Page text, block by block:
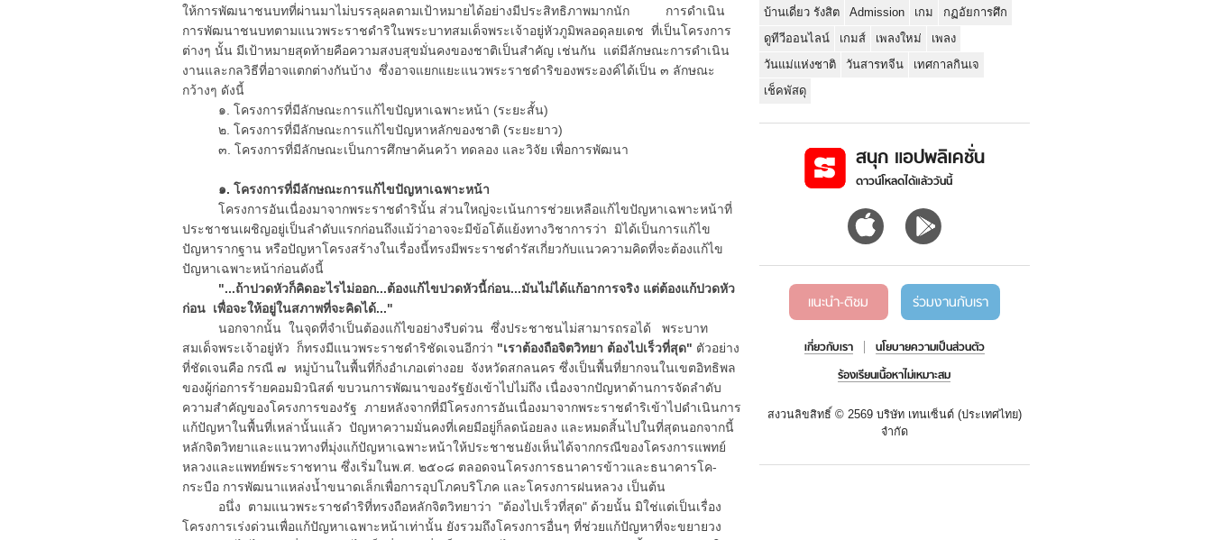
ให้การพัฒนาชนบทที่ผ่านมาไม่บรรลุผลตามเป้าหมายได้อย่างมีประสิทธิภาพมากนัก การดำเนิน
การพัฒนาชนบทตามแนวพระราชดำริในพระบาทสมเด็จพระเจ้าอยู่หัวภูมิพลอดุลยเดช ที่เป็นโครงการ
ต่างๆ นั้น มีเป้าหมายสุดท้ายคือความสงบสุขมั่นคงของชาติเป็นสำคัญ เช่นกัน แต่มีลักษณะการดำเนิน
งานและกลวิธีที่อาจแตกต่างกันบ้าง ซึ่งอาจแยกแยะแนวพระราชดำริของพระองค์ได้เป็น ๓ ลักษณะ
กว้างๆ ดังนี้
๑. โครงการที่มีลักษณะการแก้ไขปัญหาเฉพาะหน้า (ระยะสั้น)
๒. โครงการที่มีลักษณะการแก้ไขปัญหาหลักของชาติ (ระยะยาว)
๓. โครงการที่มีลักษณะเป็นการศึกษาค้นคว้า ทดลอง และวิจัย เพื่อการพัฒนา
๑. โครงการที่มีลักษณะการแก้ไขปัญหาเฉพาะหน้า
โครงการอันเนื่องมาจากพระราชดำรินั้น ส่วนใหญ่จะเน้นการช่วยเหลือแก้ไขปัญหาเฉพาะหน้าที่
ประชาชนเผชิญอยู่เป็นลำดับแรกก่อนถึงแม้ว่าอาจจะมีข้อโต้แย้งทางวิชาการว่า มิได้เป็นการแก้ไข
ปัญหารากฐาน หรือปัญหาโครงสร้างในเรื่องนี้ทรงมีพระราชดำรัสเกี่ยวกับแนวความคิดที่จะต้องแก้ไข
ปัญหาเฉพาะหน้าก่อนดังนี้
"...ถ้าปวดหัวก็คิดอะไรไม่ออก...ต้องแก้ไขปวดหัวนี้ก่อน...มันไม่ได้แก้อาการจริง แต่ต้องแก้ปวดหัว
ก่อน เพื่อจะให้อยู่ในสภาพที่จะคิดได้..."
นอกจากนั้น ในจุดที่จำเป็นต้องแก้ไขอย่างรีบด่วน ซึ่งประชาชนไม่สามารถรอได้ พระบาท
สมเด็จพระเจ้าอยู่หัว ก็ทรงมีแนวพระราชดำริชัดเจนอีกว่า "เราต้องถือจิตวิทยา ต้องไปเร็วที่สุด" ตัวอย่าง
ที่ชัดเจนคือ กรณี ๗ หมู่บ้านในพื้นที่กิ่งอำเภอเต่างอย จังหวัดสกลนคร ซึ่งเป็นพื้นที่ยากจนในเขตอิทธิพล
ของผู้ก่อการร้ายคอมมิวนิสต์ ขบวนการพัฒนาของรัฐยังเข้าไปไม่ถึง เนื่องจากปัญหาด้านการจัดลำดับ
ความสำคัญของโครงการของรัฐ ภายหลังจากที่มีโครงการอันเนื่องมาจากพระราชดำริเข้าไปดำเนินการ
แก้ปัญหาในพื้นที่เหล่านั้นแล้ว ปัญหาความมั่นคงที่เคยมีอยู่ก็ลดน้อยลง และหมดสิ้นไปในที่สุดนอกจากนี้
หลักจิตวิทยาและแนวทางที่มุ่งแก้ปัญหาเฉพาะหน้าให้ประชาชนยังเห็นได้จากกรณีของโครงการแพทย์
หลวงและแพทย์พระราชทาน ซึ่งเริ่มในพ.ศ. ๒๕๐๘ ตลอดจนโครงการธนาคารข้าวและธนาคารโค-
กระบือ การพัฒนาแหล่งน้ำขนาดเล็กเพื่อการอุปโภคบริโภค และโครงการฝนหลวง เป็นต้น
อนึ่ง ตามแนวพระราชดำริที่ทรงถือหลักจิตวิทยาว่า "ต้องไปเร็วที่สุด" ด้วยนั้น มิใช่แต่เป็นเรื่อง
โครงการเร่งด่วนเพื่อแก้ปัญหาเฉพาะหน้าเท่านั้น ยังรวมถึงโครงการอื่นๆ ที่ช่วยแก้ปัญหาที่จะขยายวง
บ้านเดี่ยว รังสิต
Admission เกม
กฏอัยการศึก
ดูทีวีออนไลน์
เกมส์ เพลงใหม่
เพลง
วันแม่แห่งชาติ
วันสารทจีน
เทศกาลกินเจ
เช็คพัสดุ
สนุก แอปพลิเคชั่น
ดาวน์โหลดได้แล้ววันนี้
แนะนำ-ติชม ร่วมงานกับเรา
เกี่ยวกับเรา
นโยบายความเป็นส่วนตัว
ร้องเรียนเนื้อหาไม่เหมาะสม
สงวนลิขสิทธิ์ © 2569 บริษัท เทนเซ็นต์ (ประเทศไทย)
จำกัด